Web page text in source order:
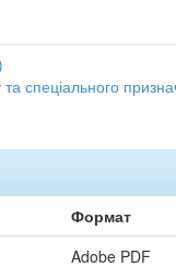
та спеціального
Формат
Adobe PDF